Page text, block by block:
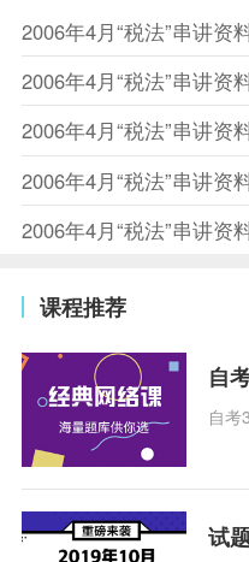
2006年4月“税法”串讲资
2006年4月“税法”串讲资
2006年4月“税法”串讲资
2006年4月“税法”串讲资
2006年4月“税法”串讲资
课程推荐
自
自考
试